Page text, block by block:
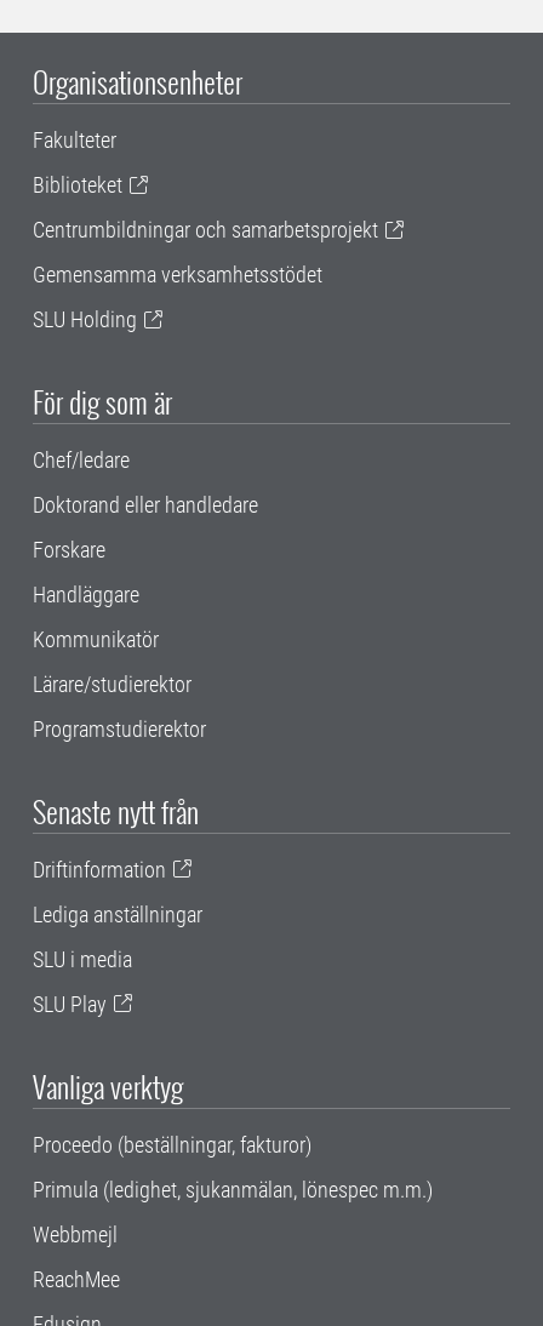
Organisationsenheter
Fakulteter
Biblioteket
Centrumbildningar och samarbetsprojekt
Gemensamma verksamhetsstödet
SLU Holding
För dig som är
Chef/ledare
Doktorand eller handledare
Forskare
Handläggare
Kommunikatör
Lärare/studierektor
Programstudierektor
Senaste nytt från
Driftinformation
Lediga anställningar
SLU i media
SLU Play
Vanliga verktyg
Proceedo (beställningar, fakturor)
Primula (ledighet, sjukanmälan, lönespec m.m.)
Webbmejl
ReachMee